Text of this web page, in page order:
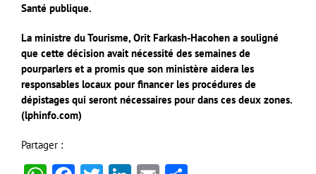
Santé publique.
La ministre du Tourisme, Orit Farkash-Hacohen a souligné
que cette décision avait nécessité des semaines de
pourparlers et a promis que son ministère aidera les
responsables locaux pour financer les procédures de
dépistages qui seront nécessaires pour dans ces deux zones.
(lphinfo.com)
Partager :